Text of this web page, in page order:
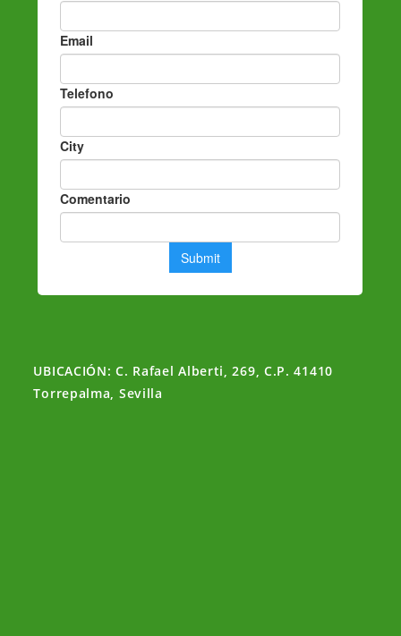
UBICACIÓN: C. Rafael Alberti, 269, C.P. 41410
Torrepalma, Sevilla